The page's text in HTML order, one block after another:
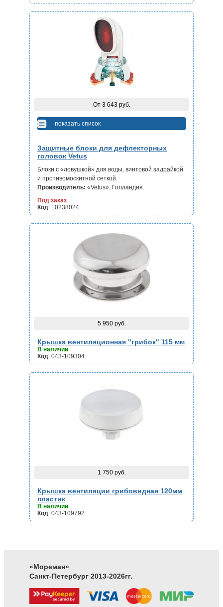
Защитные блоки для дефлекторных
головок Vetus
Блоки с «ловушкой» для воды, винтовой задрайкой
и противомоскитной сеткой.
Производитель: «Vetus», Голландия.
Под заказ
Код: 10238024.
От 3 643 руб.
показать список
Крышка вентиляционная "грибок" 115 мм
В наличии
Код: 043-109304.
5 950 руб.
Крышка вентиляции грибовидная 120мм
пластик
В наличии
Код: 043-109792.
1 750 руб.
«Мореман»
Санкт-Петербург 2013-2026гг.